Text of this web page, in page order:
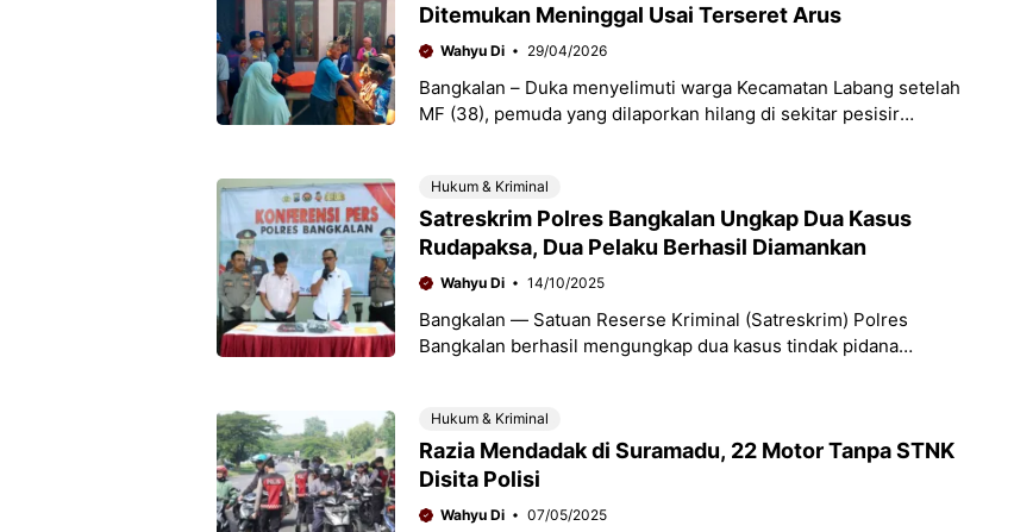
Ditemukan Meninggal Usai Terseret Arus
Wahyu Di 29/04/2026
Bangkalan – Duka menyelimuti warga Kecamatan Labang setelah
MF (38), pemuda yang dilaporkan hilang di sekitar pesisir
Hukum & Kriminal
Satreskrim Polres Bangkalan Ungkap Dua Kasus
Rudapaksa, Dua Pelaku Berhasil Diamankan
Wahyu Di 14/10/2025
Bangkalan — Satuan Reserse Kriminal (Satreskrim) Polres
Bangkalan berhasil mengungkap dua kasus tindak pidana
Hukum & Kriminal
Razia Mendadak di Suramadu, 22 Motor Tanpa STNK
Disita Polisi
Wahyu Di 07/05/2025